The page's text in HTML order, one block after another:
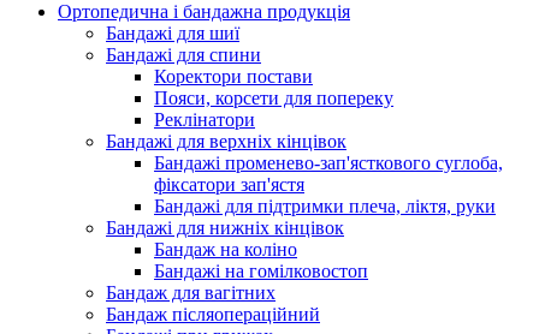
Ортопедична і бандажна продукція
Бандажі для шиї
Бандажі для спини
Коректори постави
Пояси, корсети для попереку
Реклінатори
Бандажі для верхніх кінцівок
Бандажі променево-зап'ясткового суглоба,
фіксатори зап'ястя
Бандажі для підтримки плеча, ліктя, руки
Бандажі для нижніх кінцівок
Бандаж на коліно
Бандажі на гомілковостоп
Бандаж для вагітних
Бандаж післяопераційний